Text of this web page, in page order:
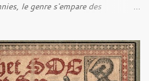
le genre s'empare des
à la rencontre de Noise (
Kumar ( 1914 ), qui reviennent sur
mondiale. Le documentaire